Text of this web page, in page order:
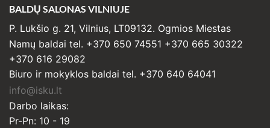
BALDŲ SALONAS VILNIUJE
P. Lukšio g. 21, Vilnius, LT09132. Ogmios Miestas
Namų baldai tel. +370 650 74551 +370 665 30322
+370 616 29082
Biuro ir mokyklos baldai tel. +370 640 64041
info@isku.lt
Darbo laikas:
Pr-Pn: 10 - 19